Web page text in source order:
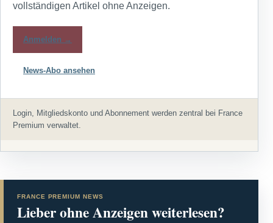
vollständigen Artikel ohne Anzeigen.
Anmelden →
News-Abo ansehen
Login, Mitgliedskonto und Abonnement werden zentral bei France
Premium verwaltet.
FRANCE PREMIUM NEWS
Lieber ohne Anzeigen weiterlesen?